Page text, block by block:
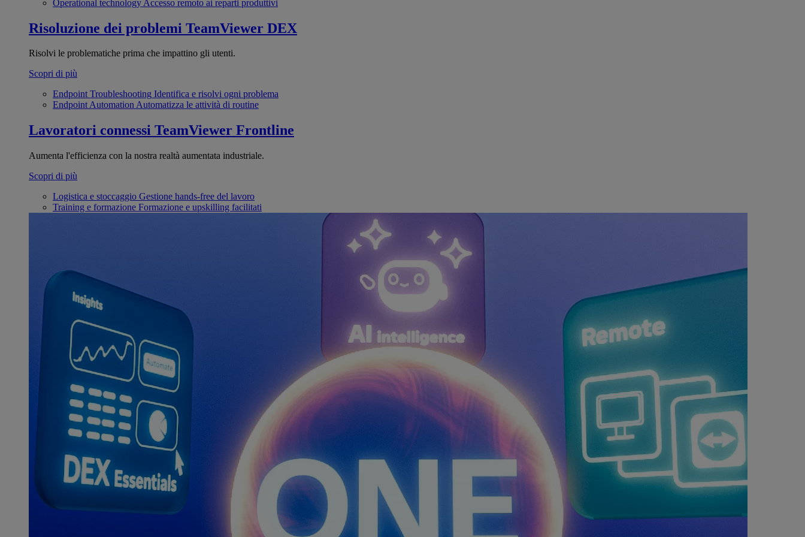
Operational technology Accesso remoto ai reparti produttivi
Risoluzione dei problemi TeamViewer DEX
Risolvi le problematiche prima che impattino gli utenti.
Scopri di più
Endpoint Troubleshooting Identifica e risolvi ogni problema
Endpoint AutomationAutomatizza le attività di routine
Lavoratori connessi TeamViewer Frontline
Aumenta l'efficienza con la nostra realtà aumentata industriale.
Scopri di più
Logistica e stoccaggio Gestione hands-free del lavoro
Training e formazione Formazione e upskilling facilitati